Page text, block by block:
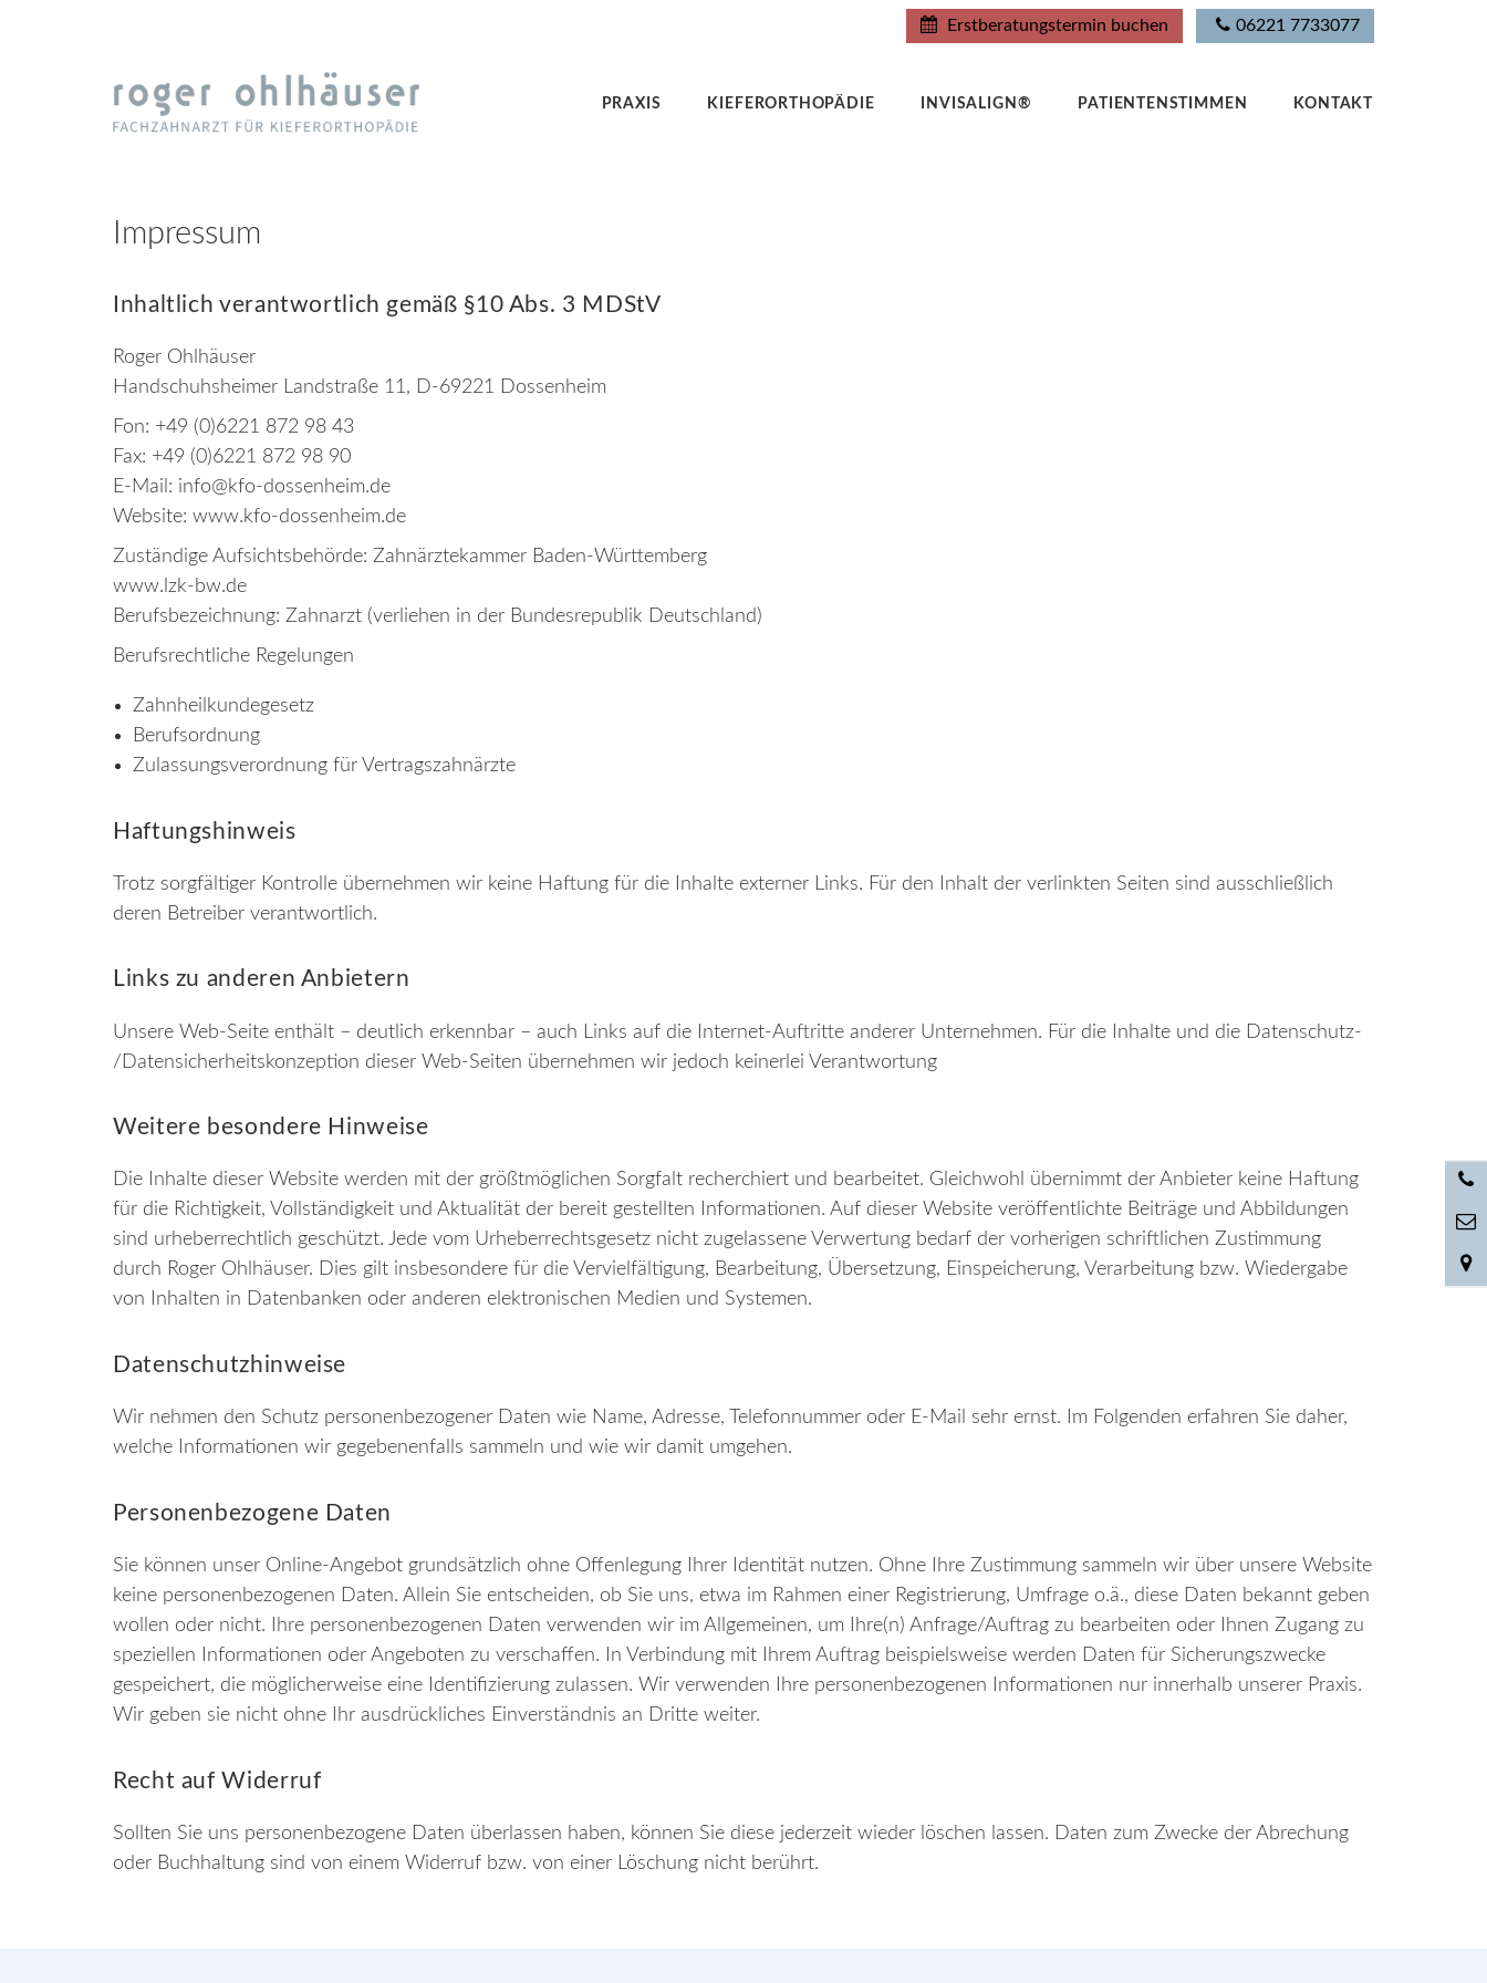
Erstberatungstermin buchen 06221 7733077
PRAXIS KIEFERORTHOPÄDIE INVISALIGN® PATIENTENSTIMMEN KONTAKT
Impressum
Inhaltlich verantwortlich gemäß §10 Abs. 3 MDStV
Roger Ohlhäuser
Handschuhsheimer Landstraße 11, D-69221 Dossenheim
Fon: +49 (0)6221 872 98 43
Fax: +49 (0)6221 872 98 90
E-Mail: info@kfo-dossenheim.de
Website: www.kfo-dossenheim.de
Zuständige Aufsichtsbehörde: Zahnärztekammer Baden-Württemberg
www.lzk-bw.de
Berufsbezeichnung: Zahnarzt (verliehen in der Bundesrepublik Deutschland)
Berufsrechtliche Regelungen
Zahnheilkundegesetz
Berufsordnung
Zulassungsverordnung für Vertragszahnärzte
Haftungshinweis
Trotz sorgfältiger Kontrolle übernehmen wir keine Haftung für die Inhalte externer Links. Für den Inhalt der verlinkten Seiten sind ausschließlich
deren Betreiber verantwortlich.
Links zu anderen Anbietern
Unsere Web-Seite enthält – deutlich erkennbar – auch Links auf die Internet-Auftritte anderer Unternehmen. Für die Inhalte und die Datenschutz-
/Datensicherheitskonzeption dieser Web-Seiten übernehmen wir jedoch keinerlei Verantwortung
Weitere besondere Hinweise
Die Inhalte dieser Website werden mit der größtmöglichen Sorgfalt recherchiert und bearbeitet. Gleichwohl übernimmt der Anbieter keine Haftung
für die Richtigkeit, Vollständigkeit und Aktualität der bereit gestellten Informationen. Auf dieser Website veröffentlichte Beiträge und Abbildungen
sind urheberrechtlich geschützt. Jede vom Urheberrechtsgesetz nicht zugelassene Verwertung bedarf der vorherigen schriftlichen Zustimmung
durch Roger Ohlhäuser. Dies gilt insbesondere für die Vervielfältigung, Bearbeitung, Übersetzung, Einspeicherung, Verarbeitung bzw. Wiedergabe
von Inhalten in Datenbanken oder anderen elektronischen Medien und Systemen.
Datenschutzhinweise
Wir nehmen den Schutz personenbezogener Daten wie Name, Adresse, Telefonnummer oder E-Mail sehr ernst. Im Folgenden erfahren Sie daher,
welche Informationen wir gegebenenfalls sammeln und wie wir damit umgehen.
Personenbezogene Daten
Sie können unser Online-Angebot grundsätzlich ohne Offenlegung Ihrer Identität nutzen. Ohne Ihre Zustimmung sammeln wir über unsere Website
keine personenbezogenen Daten. Allein Sie entscheiden, ob Sie uns, etwa im Rahmen einer Registrierung, Umfrage o.ä., diese Daten bekannt geben
wollen oder nicht. Ihre personenbezogenen Daten verwenden wir im Allgemeinen, um Ihre(n) Anfrage/Auftrag zu bearbeiten oder Ihnen Zugang zu
speziellen Informationen oder Angeboten zu verschaffen. In Verbindung mit Ihrem Auftrag beispielsweise werden Daten für Sicherungszwecke
gespeichert, die möglicherweise eine Identifizierung zulassen. Wir verwenden Ihre personenbezogenen Informationen nur innerhalb unserer Praxis.
Wir geben sie nicht ohne Ihr ausdrückliches Einverständnis an Dritte weiter.
Recht auf Widerruf
Sollten Sie uns personenbezogene Daten überlassen haben, können Sie diese jederzeit wieder löschen lassen. Daten zum Zwecke der Abrechung
oder Buchhaltung sind von einem Widerruf bzw. von einer Löschung nicht berührt.